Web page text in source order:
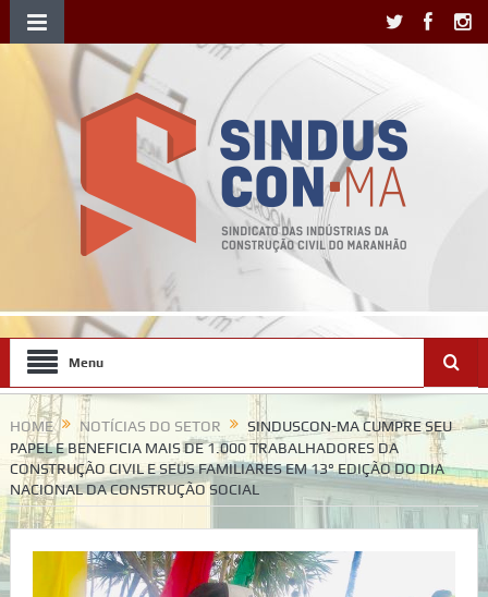
Menu
HOME NOTÍCIAS DO SETOR
SINDUSCON-MA CUMPRE SEU
PAPEL E BENEFICIA MAIS DE 1.000 TRABALHADORES DA
CONSTRUÇÃO CIVIL E SEUS FAMILIARES EM 13° EDIÇÃO DO DIA
NACIONAL DA CONSTRUÇÃO SOCIAL